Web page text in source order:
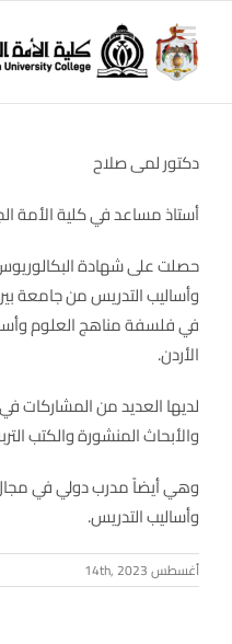
Skip
content
دكتور لمى صلاح
أستاذ مساعد في كلية الأمة
حصلت على شهادة
وأساليب التدريس من جامعة
في فلسفة مناهج العلوم
الأردن.
لديها العديد من المشاركات
والأبحاث المنشورة والكتب
وهي أيضاً مدرب دولي في مجال
وأساليب التدريس.
أغسطس 14th, 2023